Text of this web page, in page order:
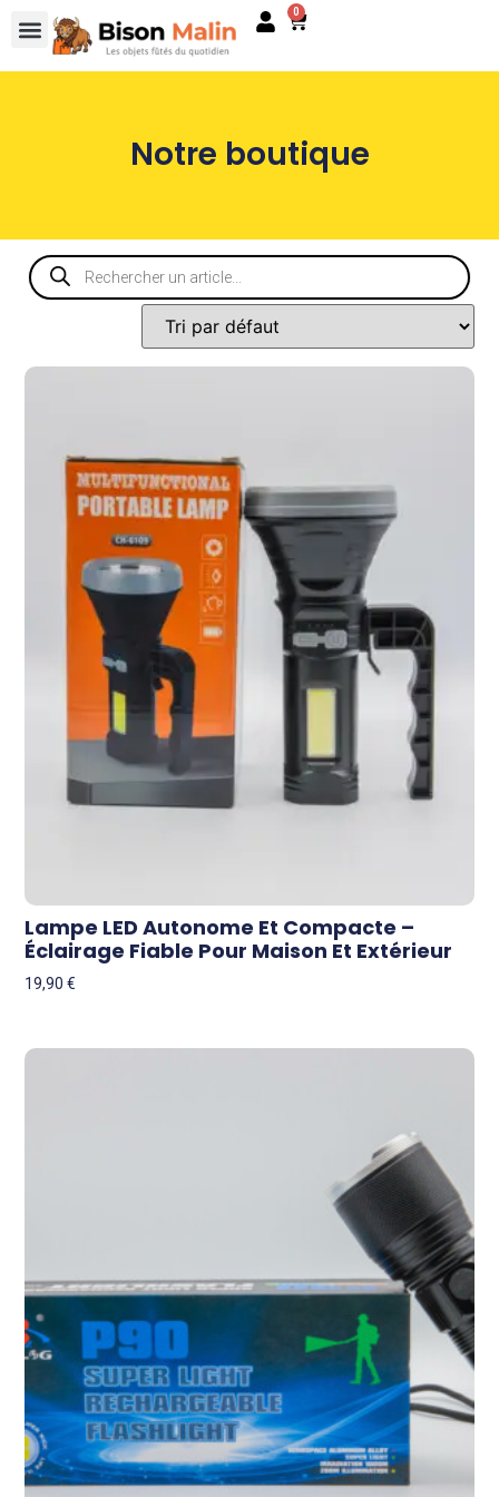
0
Notre boutique
Lampe LED Autonome Et Compacte –
Éclairage Fiable Pour Maison Et Extérieur
19,90€